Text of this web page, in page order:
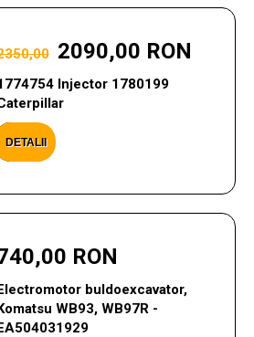
2090,00 RON
Injector 1780199
DETALII
RON
buldoexcavator,
WB93, WB97R -